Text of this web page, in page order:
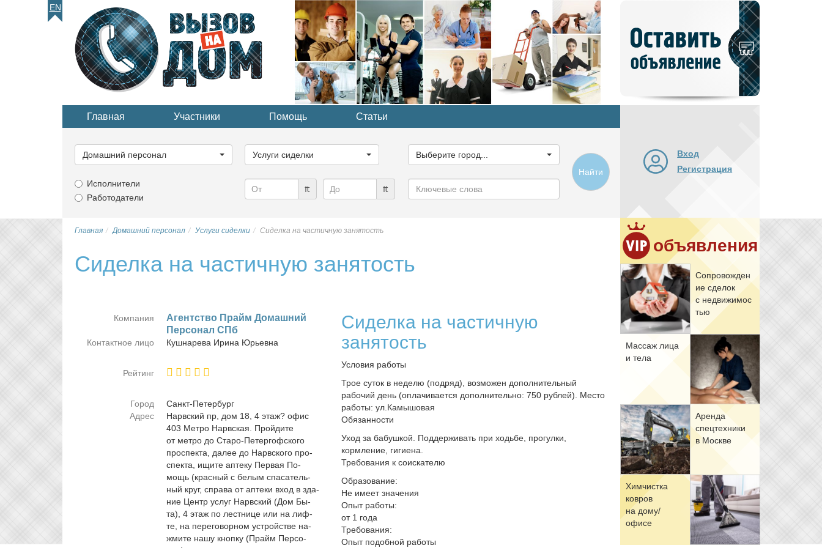
EN
объявление
Главная Участники Помощь Статьи
категорию...
Домашний персонал
категорию...
Услуги сиделки
город...
Выберите город...
Исполнители
Работодатели
₶ ₶
Ключевые
слова
Найти
Вход
Регистрация
объявления
Со­про­вож­де­н
ие сде­лок
с недви­жи­мо­с
тью
Мас­саж ли­ца
и те­ла
Арен­да
спец­тех­ни­ки
в Москве
Хим­чист­ка
ков­ров
на до­му/
офи­се
Главная Домашний персонал Услуги сиделки Сиделка на частичную занятость
Сиделка на частичную занятость
Сиделка на частичную
занятость
Условия работы
Трое суток в неделю (подряд), возможен дополнительный
рабочий день (оплачивается дополнительно: 750 рублей). Место
работы: ул.Камышовая
Обязанности
Уход за бабушкой. Поддерживать при ходьбе, прогулки,
кормление, гигиена.
Требования к соискателю
Образование:
Не имеет значения
Опыт работы:
от 1 года
Требования:
Опыт подобной работы
Компания
Агент­ство Прайм До­маш­ний
Пер­со­нал СПб
Контактное лицо Куш­на­ре­ва Ири­на Юрьев­на
Рейтинг
Город
Санкт-Пе­тер­бург
Адрес
Нарв­ский пр, дом 18, 4 этаж? офис
403 Мет­ро Нарв­ская. Прой­ди­те
от мет­ро до Ста­ро-Пе­тер­гоф­ско­го
про­спек­та, да­лее до Нарв­ско­го про­
спек­та, ищи­те ап­те­ку Пер­вая По­
мощь (крас­ный с бе­лым спа­са­тель­
ный круг, спра­ва от ап­те­ки вход в зда­
ние Центр услуг Нарв­ский (Дом Бы­
та), 4 этаж по лест­ни­це или на лиф­
те, на пе­ре­го­вор­ном устрой­стве на­
жми­те на­шу кноп­ку (Прайм Пер­со­